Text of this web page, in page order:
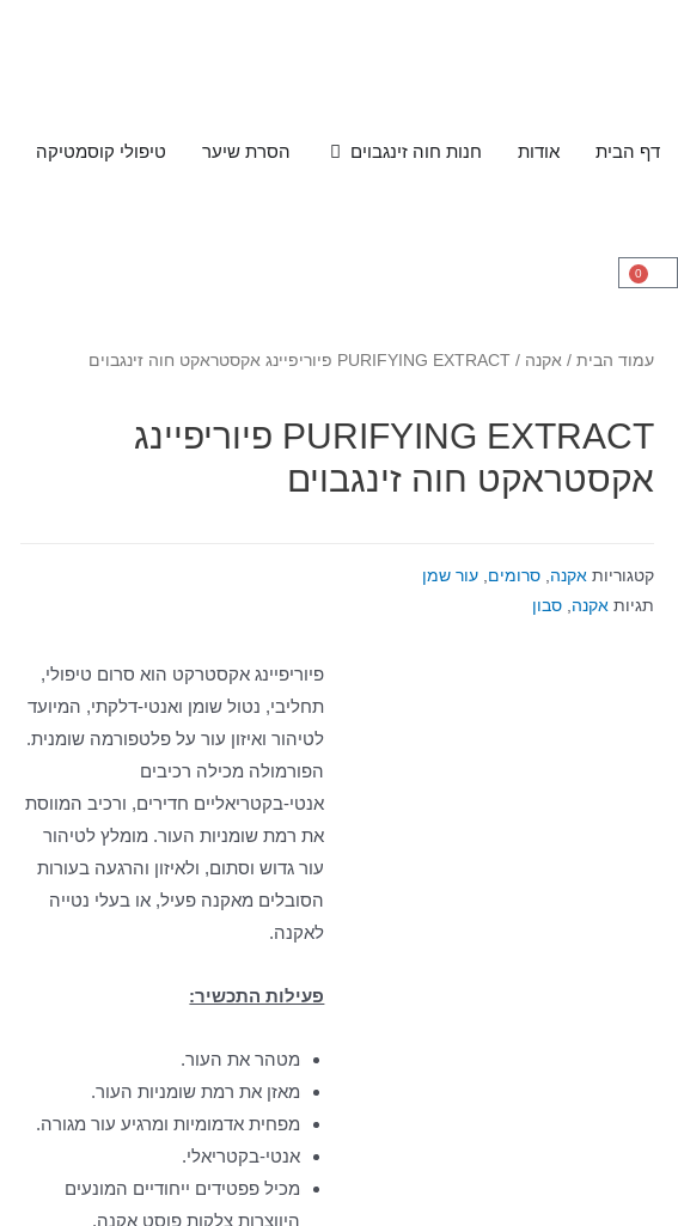
דף הבית אודות חנות חוה זינגבוים הסרת שיער טיפולי קוסמטיקה
0
עמוד הבית / אקנה / PURIFYING EXTRACT פיוריפיינג אקסטראקט חוה זינגבוים
PURIFYING EXTRACT פיוריפיינג
אקסטראקט חוה זינגבוים
קטגוריות אקנה סרומים עור שמן
תגיות אקנה סבון
פיוריפיינג אקסטרקט הוא סרום טיפולי,
תחליבי, נטול שומן ואנטי-דלקתי, המיועד
לטיהור ואיזון עור על פלטפורמה שומנית.
הפורמולה מכילה רכיבים
אנטי-בקטריאליים חדירים, ורכיב המווסת
את רמת שומניות העור. מומלץ לטיהור
עור גדוש וסתום, ולאיזון והרגעה בעורות
הסובלים מאקנה פעיל, או בעלי נטייה
לאקנה.
פעילות התכשיר:
מטהר את העור.
מאזן את רמת שומניות העור.
מפחית אדמומיות ומרגיע עור מגורה.
אנטי-בקטריאלי.
מכיל פפטידים ייחודיים המונעים
היווצרות צלקות פוסט אקנה.